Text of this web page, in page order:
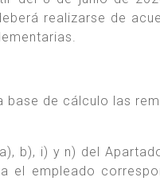
realizarse de
de cálculo las
b), i) y n) del
el empleado